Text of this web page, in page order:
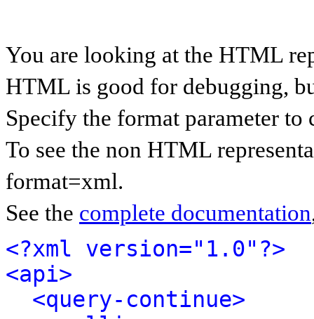
You are looking at the HTML
HTML is good for debugging,
Specify the format parameter to
To see the non HTML
format=xml.
See the complete documentation
<?xml version="1.0"?>
<api>
<query-continue>